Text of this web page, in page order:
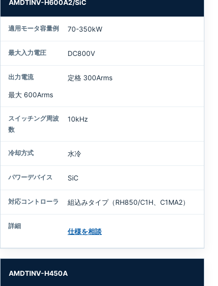
AMDTINV-H600A2/SiC
70-350kW
DC800V
定格 300Arms
最大 600Arms
10kHz
水冷
SiC
組込みタイプ（RH850/C1H、C1MA2）
仕様を相談
AMDTINV-H450A